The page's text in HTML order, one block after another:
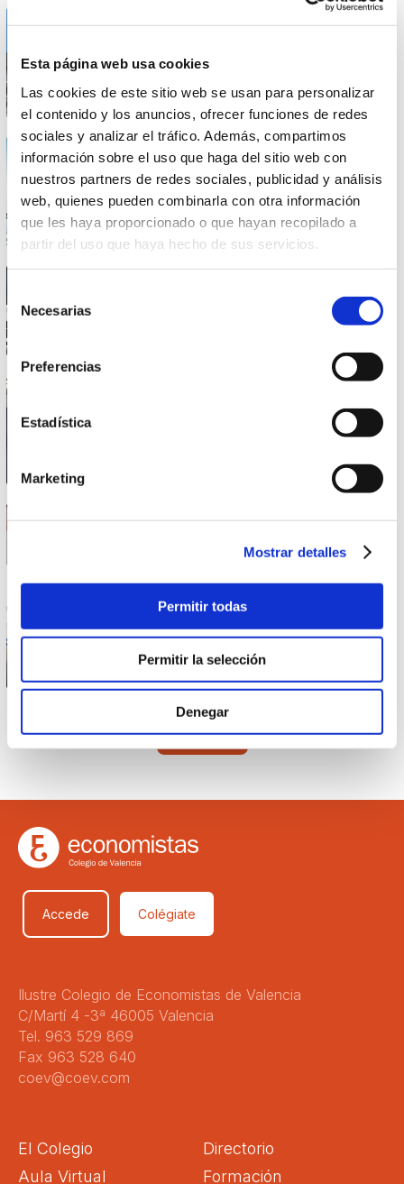
Esta página web usa cookies
Las cookies de este sitio web se usan para personalizar
el contenido y los anuncios, ofrecer funciones de redes
sociales y analizar el tráfico. Además, compartimos
información sobre el uso que haga del sitio web con
nuestros partners de redes sociales, publicidad y análisis
web, quienes pueden combinarla con otra información
que les haya proporcionado o que hayan recopilado a
partir del uso que haya hecho de sus servicios.
de
consentimiento
Necesarias
Preferencias
Estadística
Marketing
Mostrar detalles
Permitir todas
Permitir la selección
Denegar
27 SEPTIEMBRE 2023
XI Foro pequeños despachos de
auditoría
se reúnen con el nuevo Director
"Ponemos la primera piedra". XI
19 SEPTIEMBRE 2023
El afterwork fiscal retoma su
actividad
Ver más
Accede Colégiate
Ilustre Colegio de Economistas de Valencia
C/Martí 4 -3ª 46005 Valencia
Tel. 963 529 869
Fax 963 528 640
coev@coev.com
El Colegio
Directorio
Aula Virtual
Formación